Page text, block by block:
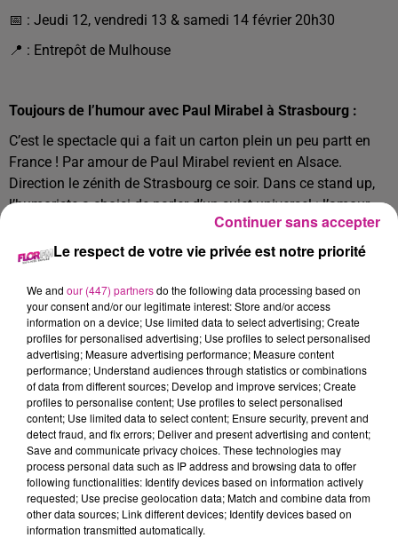
📅 : Jeudi 12, vendredi 13 & samedi 14 février 20h30
📍 : Entrepôt de Mulhouse
Toujours de l’humour avec Paul Mirabel à Strasbourg :
C’est le spectacle qui a fait un carton plein un peu partt en
France ! Par amour de Paul Mirabel revient en Alsace.
Direction le zénith de Strasbourg ce soir. Dans ce stand up,
l’humoriste a choisi de parler d’un sujet universel : l’amour.
Un sujet qu’il s’approprie à sa façon et ça marche.
Paul Mirabel réussit à nous surprendre en proposant une
📅 : Jeudi 12 février 20h
📍 :Zénith de Strasbourg.
Journée de sensibilisation au handicap :
Le Centre de Réadaptation de Mulhouse vous invite à
participer à une journée de sensibilisation au handicap Cet
événement vise à informer et à promouvoir l'inclusion des
personnes en situation de handicap. Rencontres, échanges
et découvertes seront les mots-clefs de cette journée.
Le respect de votre vie privée est notre priorité
We and our (447) partnersdo the following data processing based on
your consent and/or our legitimate interest: Store and/or access
information on a device; Use limited data to select advertising; Create
profiles for personalised advertising; Use profiles to select personalised
advertising; Measure advertising performance; Measure content
performance; Understand audiences through statistics or combinations
of data from different sources; Develop and improve services; Create
profiles to personalise content; Use profiles to select personalised
content; Use limited data to select content; Ensure security, prevent and
detect fraud, and fix errors; Deliver and present advertising and content;
Save and communicate privacy choices. These technologies may
process personal data such as IP address and browsing data to offer
following functionalities: Identify devices based on information actively
requested; Use precise geolocation data; Match and combine data from
other data sources; Link different devices; Identify devices based on
information transmitted automatically.
Continuer sans accepter